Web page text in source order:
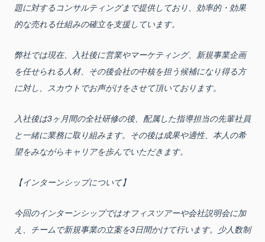
題に対するコンサルティングまで提供しており、効率的・効果
的な売れる仕組みの確立を支援しています。
弊社では現在、入社後に営業やマーケティング、新規事業企画
を任せられる人材、その後会社の中核を担う候補になり得る方
に対し、スカウトでお声がけをさせて頂いております。
入社後は3ヶ月間の全社研修の後、配属した指導担当の先輩社員
と一緒に業務に取り組みます。その後は成果や適性、本人の希
望をみながらキャリアを歩んでいただきます。
【インターンシップについて】
今回のインターンシップではオフィスツアーや会社説明会に加
え、チームで新規事業の立案を3日間かけて行います。少人数制